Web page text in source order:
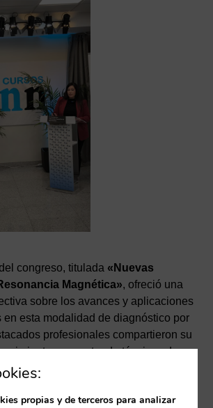
congreso, titulada «Nuevas
Magnética», ofreció una
sobre los avances y aplicaciones
en esta modalidad de diagnóstico por
profesionales compartieron su
presentando técnicas de
transformando la práctica clínica.
fueD. Alberto Delgado Corral
propias y de terceros para analizar